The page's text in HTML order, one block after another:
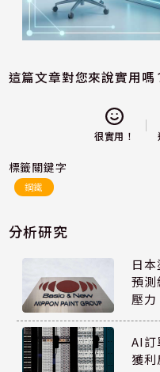
這篇文章對您來說實用嗎
很實用！
標籤關鍵字
鋼鐵
分析研究
日
預
壓力
AI訂
獲利